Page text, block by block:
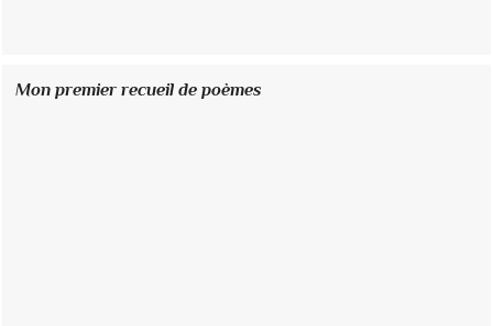
Mon premier recueil de poèmes